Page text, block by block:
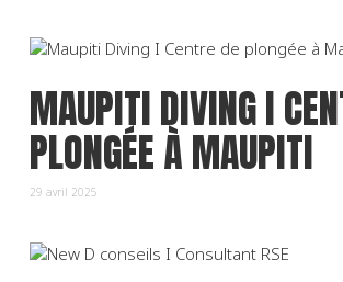
MAUPITI DIVING I
PLONGÉE À MAUPITI
29 avril 2025